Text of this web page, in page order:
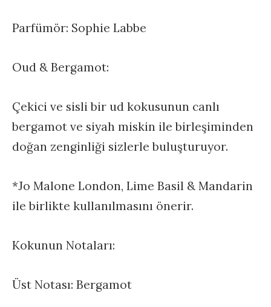
Parfümör: Sophie Labbe
Oud & Bergamot:
Çekici ve sisli bir ud kokusunun canlı
bergamot ve siyah miskin ile birleşiminden
doğan zenginliği sizlerle buluşturuyor.
*Jo Malone London, Lime Basil & Mandarin
ile birlikte kullanılmasını önerir.
Kokunun Notaları:
Üst Notası: Bergamot